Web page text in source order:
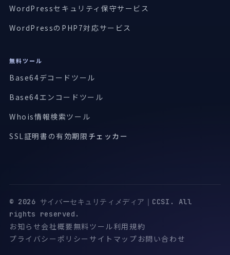
WordPressセキュリティ保守サービス
WordPressのPHP7対応サービス
無料ツール
Base64デコードツール
Base64エンコードツール
Whois情報検索ツール
SSL証明書の有効期限 チェッカー
© 2026 サイバーセキュリティメディア｜CCSI. All
rights reserved.
お知らせ会社概要無料ツール利用規約
プライバシーポリシー サイトマップ お問い合わせ